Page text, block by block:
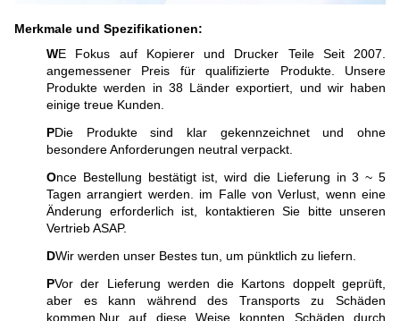
Merkmale und Spezifikationen:
WE Fokus auf Kopierer und Drucker Teile Seit 2007.
angemessener Preis für qualifizierte Produkte. Unsere
Produkte werden in 38 Länder exportiert, und wir haben
einige treue Kunden.
PDie Produkte sind klar gekennzeichnet und ohne
besondere Anforderungen neutral verpackt.
Once Bestellung bestätigt ist, wird die Lieferung in 3 ~ 5
Tagen arrangiert werden. im Falle von Verlust, wenn eine
Änderung erforderlich ist, kontaktieren Sie bitte unseren
Vertrieb ASAP.
DWir werden unser Bestes tun, um pünktlich zu liefern.
PVor der Lieferung werden die Kartons doppelt geprüft,
aber es kann während des Transports zu Schäden
kommen.Nur auf diese Weise konnten Schäden durch